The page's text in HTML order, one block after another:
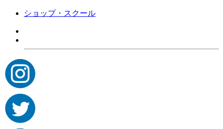
ショップ・スクール